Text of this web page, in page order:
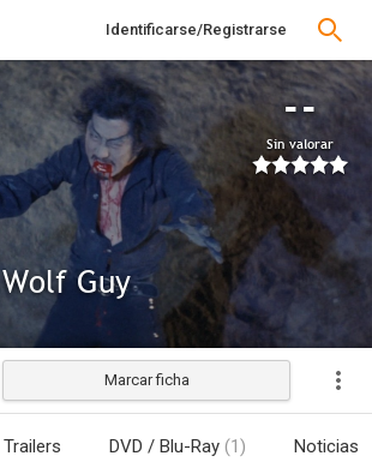
Identificarse/Registrarse
--
Sin valorar
Wolf Guy
Estrenada
Marcar ficha
Trailers DVD / Blu-Ray (1) Noticias